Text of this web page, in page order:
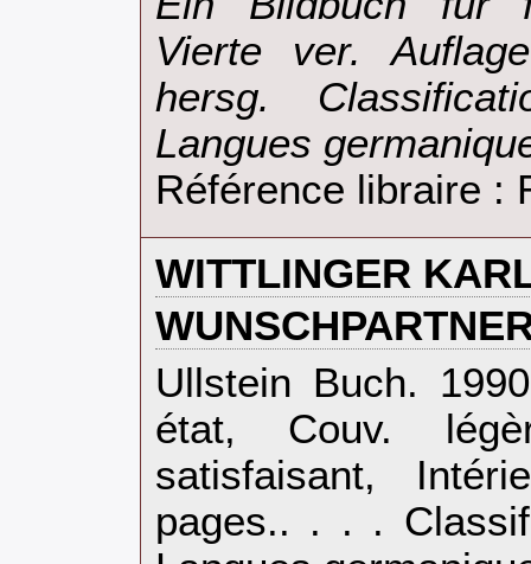
Vierte ver.
hersg.
Langues
Référence libraire :
‎WITTLINGER
‎Ullstein Buch.
état, Couv.
satisfaisant,
pages.. . . .